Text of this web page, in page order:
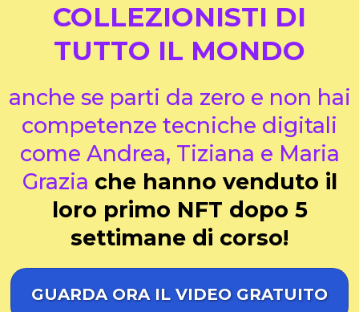
COLLEZIONISTI DI
TUTTO IL MONDO
anche se parti da zero e non hai
competenze tecniche digitali
come Andrea, Tiziana e Maria
Grazia che hanno venduto il
loro primo NFT dopo 5
settimane di corso!
GUARDA ORA IL VIDEO GRATUITO